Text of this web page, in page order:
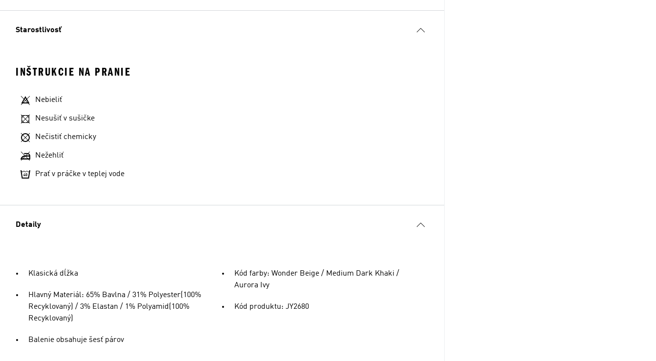
Starostlivosť
INŠTRUKCIE NA PRANIE
Nebieliť
Nesušiť v sušičke
Nečistiť chemicky
Nežehliť
Prať v práčke v teplej vode
Detaily
Klasická dĺžka
Hlavný Materiál: 65% Bavlna / 31% Polyester(100%
Recyklovaný) / 3% Elastan / 1% Polyamid(100%
Recyklovaný)
Balenie obsahuje šesť párov
Kód farby: Wonder Beige / Medium Dark Khaki /
Aurora Ivy
Kód produktu: JY2680